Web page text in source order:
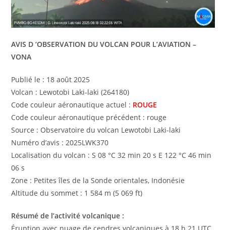
AVIS D ‘OBSERVATION DU VOLCAN POUR L’AVIATION –
VONA
Publié le : 18 août 2025
Volcan : Lewotobi Laki-laki (264180)
Code couleur aéronautique actuel : ROUGE
Code couleur aéronautique précédent : rouge
Source : Observatoire du volcan Lewotobi Laki-laki
Numéro d’avis : 2025LWK370
Localisation du volcan : S 08 °C 32 min 20 s E 122 °C 46 min
06 s
Zone : Petites îles de la Sonde orientales, Indonésie
Altitude du sommet : 1 584 m (5 069 ft)
Résumé de l’activité volcanique :
Éruption avec nuage de cendres volcaniques à 18 h 21 UTC